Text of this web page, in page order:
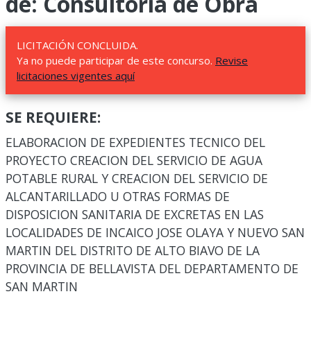
LICITACIÓN CONCLUIDA.
Ya no puede participar de este concurso. Revise
licitaciones vigentes aquí
SE REQUIERE:
ELABORACION DE EXPEDIENTES TECNICO DEL
PROYECTO CREACION DEL SERVICIO DE AGUA
POTABLE RURAL Y CREACION DEL SERVICIO DE
ALCANTARILLADO U OTRAS FORMAS DE
DISPOSICION SANITARIA DE EXCRETAS EN LAS
LOCALIDADES DE INCAICO JOSE OLAYA Y NUEVO SAN
MARTIN DEL DISTRITO DE ALTO BIAVO DE LA
PROVINCIA DE BELLAVISTA DEL DEPARTAMENTO DE
SAN MARTIN